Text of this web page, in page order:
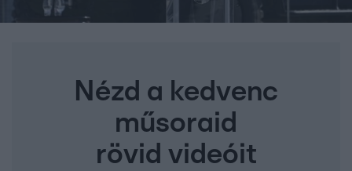
Nézd a kedvenc
műsoraid
rövid videóit